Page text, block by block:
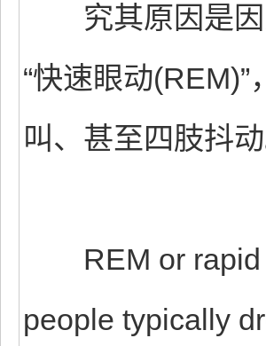
究其原因是因
“快速眼动
叫、甚至四肢抖动
REM or rapid
people typically